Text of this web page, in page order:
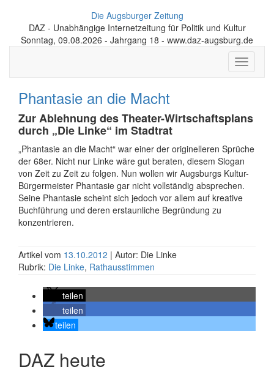
Die Augsburger Zeitung
DAZ - Unabhängige Internetzeitung für Politik und Kultur
Sonntag, 09.08.2026 - Jahrgang 18 - www.daz-augsburg.de
Toggle
Phantasie an die Macht
Zur Ablehnung des Theater-Wirtschaftsplans
durch „Die Linke“ im Stadtrat
„Phantasie an die Macht“ war einer der originelleren Sprüche
der 68er. Nicht nur Linke wäre gut beraten, diesem Slogan
von Zeit zu Zeit zu folgen. Nun wollen wir Augsburgs Kultur-
Bürgermeister Phantasie gar nicht vollständig absprechen.
Seine Phantasie scheint sich jedoch vor allem auf kreative
Buchführung und deren erstaunliche Begründung zu
konzentrieren.
Artikel vom 13.10.2012 | Autor: Die Linke
Rubrik: Die Linke, Rathausstimmen
teilen
teilen
teilen
DAZ heute